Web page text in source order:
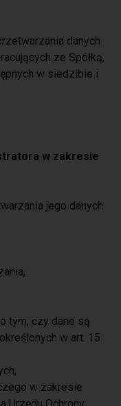
danych
ze Spółką,
w siedzibie i
w zakresie
jego danych
tym, czy dane są
w art. 15
w zakresie
Urzędu Ochrony